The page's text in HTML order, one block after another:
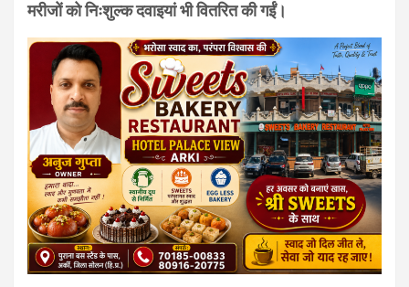
मरीजों को निःशुल्क दवाइयां भी वितरित की गईं।